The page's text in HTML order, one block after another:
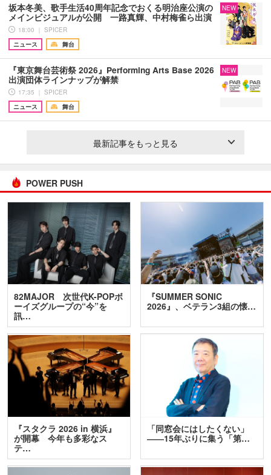
坂本冬美、歌手生活40周年記念でおくる明治座公演の
メインビジュアルが公開 一路真輝、中村梅雀ら出演
18:00 ｜ SPICER
ニュース
舞台
NEW
『東京舞台芸術祭 2026』Performing Arts Base 2026
出演団体ラインナップが解禁
17:35 ｜ SPICER
ニュース
舞台
NEW
最新記事をもっと見る
POWER PUSH
82MAJOR 次世代K-POPボ
ーイズグループの“今”を
訊…
『SUMMER SONIC
2026』、ベテラン3組の懐…
『スタクラ 2026 in 横浜』
が開幕 今年も多彩なス
テ…
「同窓会にはしたくない」
――15年ぶりに集う「第…